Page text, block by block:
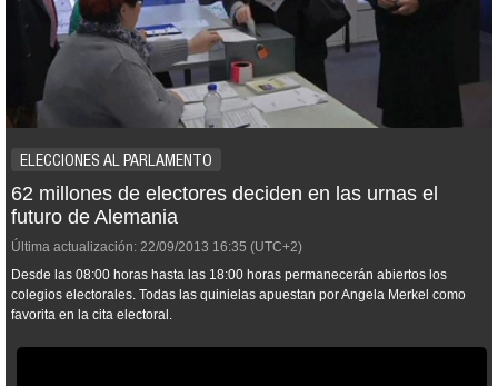
ELECCIONES AL PARLAMENTO
62 millones de electores deciden en las urnas el
futuro de Alemania
Última actualización: 22/09/2013 16:35 (UTC+2)
Desde las 08:00 horas hasta las 18:00 horas permanecerán abiertos los
colegios electorales. Todas las quinielas apuestan por Angela Merkel como
favorita en la cita electoral.